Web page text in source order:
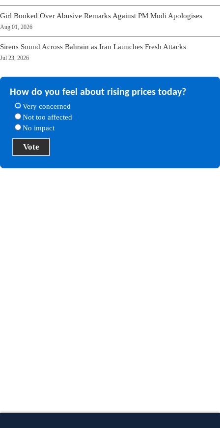
Girl Booked Over Abusive Remarks Against PM Modi Apologises
Aug 01, 2026
Sirens Sound Across Bahrain as Iran Launches Fresh Attacks
Jul 23, 2026
How do you feel about rising prices today?
Very concerned
Not too affected
No impact